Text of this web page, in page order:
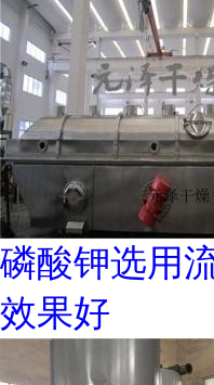
磷酸钾选用
效果好